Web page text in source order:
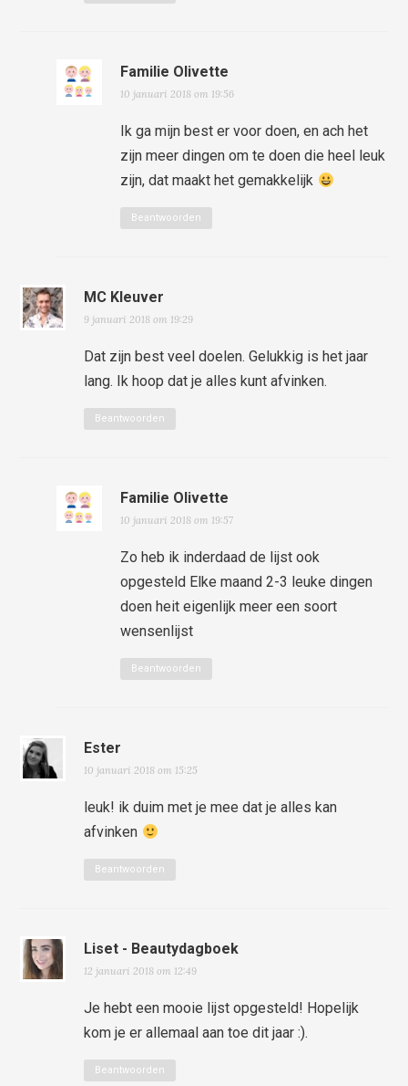
Familie Olivette
10 januari 2018 om 19:56
Ik ga mijn best er voor doen, en ach het
zijn meer dingen om te doen die heel leuk
zijn, dat maakt het gemakkelijk
Beantwoorden
MC Kleuver
9 januari 2018 om 19:29
Dat zijn best veel doelen. Gelukkig is het jaar
lang. Ik hoop dat je alles kunt afvinken.
Beantwoorden
Familie Olivette
10 januari 2018 om 19:57
Zo heb ik inderdaad de lijst ook
opgesteld Elke maand 2-3 leuke dingen
doen heit eigenlijk meer een soort
wensenlijst
Beantwoorden
Ester
10 januari 2018 om 15:25
leuk! ik duim met je mee dat je alles kan
afvinken
Beantwoorden
Liset - Beautydagboek
12 januari 2018 om 12:49
Je hebt een mooie lijst opgesteld! Hopelijk
kom je er allemaal aan toe dit jaar :).
Beantwoorden